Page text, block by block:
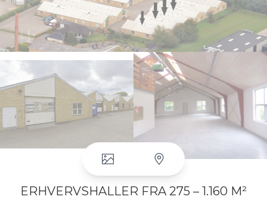
ERHVERVSHALLER FRA 275 – 1.160 M²